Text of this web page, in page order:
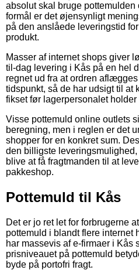
absolut skal bruge pottemulden
formål er det øjensynligt
på den anslåede leveringstid
produkt.
Masser af internet shops giver
til-dag levering i Kås på en hel
regnet ud fra at ordren
tidspunkt, så de har udsigt til at
fikset før lagerpersonalet holder
Visse pottemuld online outlets
beregning, men i reglen er det
shopper for en konkret sum.
den billigste
blive at få fragtmanden til at
pakkeshop.
Pottemuld til Kås
Det er jo ret let for forbrugerne
pottemuld i blandt flere internet
har massevis af e-firmaer i Kås
prisniveauet på pottemuld
byde på portofri fragt.